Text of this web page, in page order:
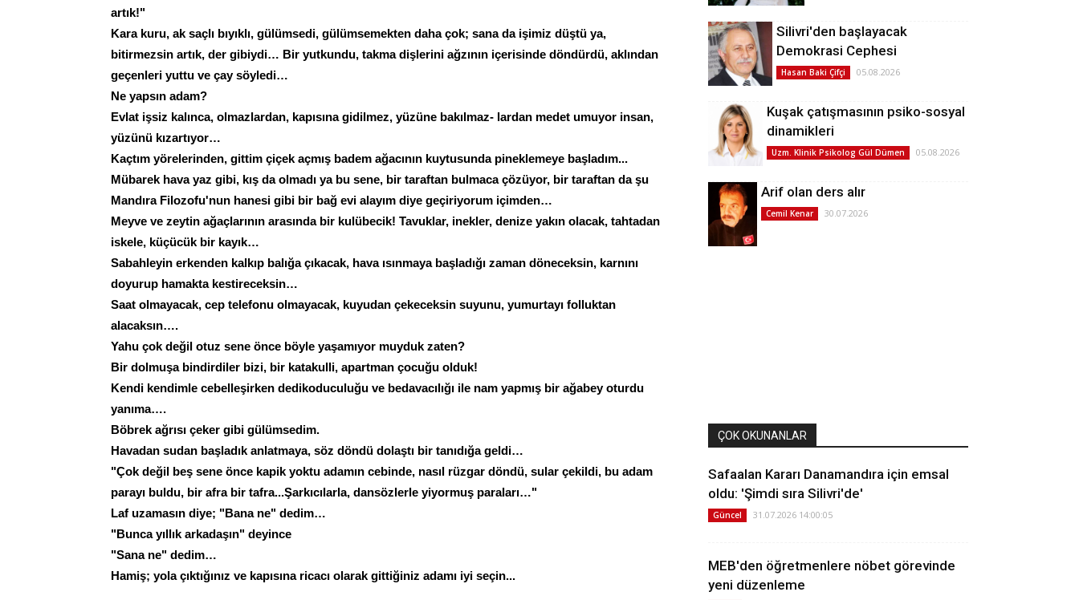
artık!"
Kara kuru, ak saçlı bıyıklı, gülümsedi, gülümsemekten daha çok; sana da işimiz düştü ya,
bitirmezsin artık, der gibiydi… Bir yutkundu, takma dişlerini ağzının içerisinde döndürdü, aklından
geçenleri yuttu ve çay söyledi…
Ne yapsın adam?
Evlat işsiz kalınca, olmazlardan, kapısına gidilmez, yüzüne bakılmaz- lardan medet umuyor insan,
yüzünü kızartıyor…
Kaçtım yörelerinden, gittim çiçek açmış badem ağacının kuytusunda pineklemeye başladım...
Mübarek hava yaz gibi, kış da olmadı ya bu sene, bir taraftan bulmaca çözüyor, bir taraftan da şu
Mandıra Filozofu'nun hanesi gibi bir bağ evi alayım diye geçiriyorum içimden…
Meyve ve zeytin ağaçlarının arasında bir kulübecik! Tavuklar, inekler, denize yakın olacak, tahtadan
iskele, küçücük bir kayık…
Sabahleyin erkenden kalkıp balığa çıkacak, hava ısınmaya başladığı zaman döneceksin, karnını
doyurup hamakta kestireceksin…
Saat olmayacak, cep telefonu olmayacak, kuyudan çekeceksin suyunu, yumurtayı folluktan
alacaksın….
Yahu çok değil otuz sene önce böyle yaşamıyor muyduk zaten?
Bir dolmuşa bindirdiler bizi, bir katakulli, apartman çocuğu olduk!
Kendi kendimle cebelleşirken dedikoduculuğu ve bedavacılığı ile nam yapmış bir ağabey oturdu
yanıma….
Böbrek ağrısı çeker gibi gülümsedim.
Havadan sudan başladık anlatmaya, söz döndü dolaştı bir tanıdığa geldi…
"Çok değil beş sene önce kapik yoktu adamın cebinde, nasıl rüzgar döndü, sular çekildi, bu adam
parayı buldu, bir afra bir tafra...Şarkıcılarla, dansözlerle yiyormuş paraları…"
Laf uzamasın diye; "Bana ne" dedim…
"Bunca yıllık arkadaşın" deyince
"Sana ne" dedim…
Hamiş; yola çıktığınız ve kapısına ricacı olarak gittiğiniz adamı iyi seçin...
Silivri'den başlayacak
Demokrasi Cephesi
Hasan Baki Çifçi 05.08.2026
Kuşak çatışmasının psiko-sosyal
dinamikleri
Uzm. Klinik Psikolog Gül Dümen 05.08.2026
Arif olan ders alır
Cemil Kenar 30.07.2026
ÇOK OKUNANLAR
Safaalan Kararı Danamandıra için emsal
oldu: 'Şimdi sıra Silivri'de'
Güncel 31.07.2026 14:00:05
MEB'den öğretmenlere nöbet görevinde
yeni düzenleme